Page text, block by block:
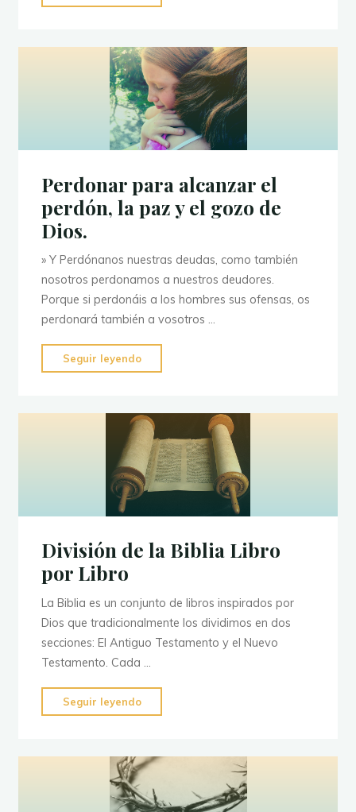
oración
Jacob
medio
del
temor
y
turbación."
Perdonar para alcanzar el
perdón, la paz y el gozo de
Dios.
» Y Perdónanos nuestras deudas, como también
nosotros perdonamos a nuestros deudores.
Porque si perdonáis a los hombres sus ofensas, os
perdonará también a vosotros …
Seguir leyendo
el
perdón,
la
paz
el
de
División de la Biblia Libro
por Libro
La Biblia es un conjunto de libros inspirados por
Dios que tradicionalmente los dividimos en dos
secciones: El Antiguo Testamento y el Nuevo
Testamento. Cada …
Seguir leyendo
de
Biblia
por